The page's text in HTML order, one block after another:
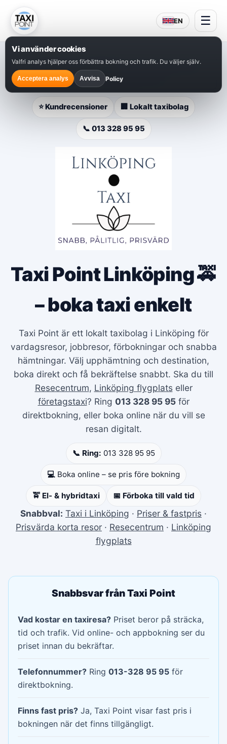
EN ☰
⭐Populärt val i Linköping– snabb bokning, lokal
service och hjälp dygnet runt.
⭐ Kundrecensioner 🏢 Lokalt taxibolag
📞 013 328 95 95
Taxi Point Linköping 🚕
– boka taxi enkelt
Taxi Point är ett lokalt taxibolag i Linköping för
vardagsresor, jobbresor, förbokningar och snabba
hämtningar. Välj upphämtning och destination,
boka direkt och få bekräftelse snabbt. Ska du till
Resecentrum, Linköping flygplats eller
företagstaxi? Ring 013 328 95 95för
direktbokning, eller boka online när du vill se
resan digitalt.
📞 Ring: 013 328 95 95
💻 Boka online – se pris före bokning
🚖 El- & hybridtaxi 📅 Förboka till vald tid
Snabbval: Taxi i Linköping · Priser & fastpris ·
Prisvärda korta resor · Resecentrum · Linköping
flygplats
Snabbsvar från Taxi Point
Vad kostar en taxiresa? Priset beror på sträcka,
tid och trafik. Vid online- och appbokning ser du
priset innan du bekräftar.
Telefonnummer? Ring 013-328 95 95 för
direktbokning.
Finns fast pris? Ja, Taxi Point visar fast pris i
bokningen när det finns tillgängligt.
Vi använder cookies
Valfri analys hjälper oss förbättra bokning och trafik. Du väljer själv.
Acceptera analys Avvisa Policy